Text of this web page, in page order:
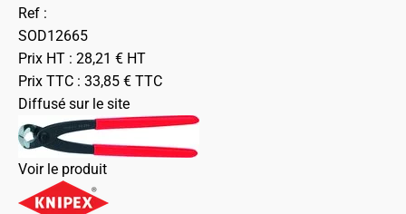
Ref :
SOD12665
Prix HT : 28,21 € HT
Prix TTC : 33,85 € TTC
Diffusé sur le site
Voir le produit